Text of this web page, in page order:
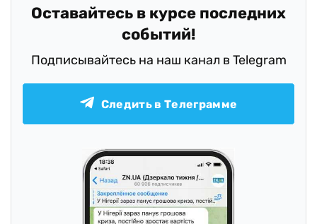
Оставайтесь в курсе последних
событий!
Подписывайтесь на наш канал в Telegram
Следить в Телеграмме